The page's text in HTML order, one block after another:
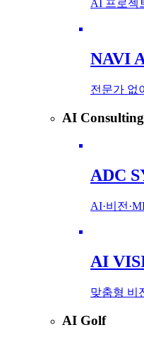
AI 프로젝
NAVI
전문가 없
AI
ADC
AI·비전
AI
맞춤형 비
AI Golf